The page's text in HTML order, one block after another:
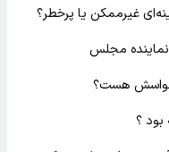
غیرممکن یا پرخطر؟
نماینده مجلس
بود ؟